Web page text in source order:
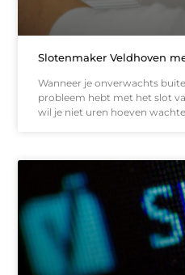
Slotenmaker Veldhoven
Wanneer je onverwachts
probleem hebt met het slot
wil je niet uren hoeven